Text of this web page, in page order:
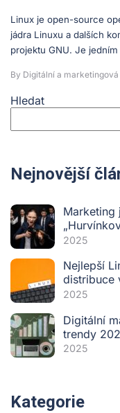
Linux je open-source
jádra Linuxu a dalších
projektu GNU. Je
By Digitální a
Hledat
Nejnovější
Marketing
2025
Nejlepší
distribuce
2025
Digitální
trendy
2025
Kategorie